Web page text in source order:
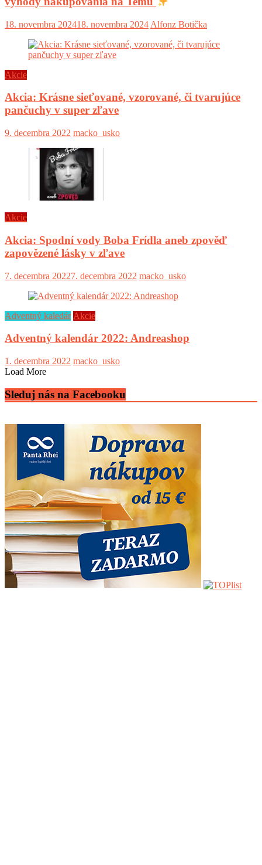
18. novembra 202418. novembra 2024 Alfonz Botička
Akcie
Akcia: Krásne sieťované, vzorované, či tvarujúce
pančuchy v super zľave
9. decembra 2022 macko_usko
Akcie
Akcia: Spodní vody Boba Frídla aneb zpověď
zapovězené lásky v zľave
7. decembra 20227. decembra 2022 macko_usko
Adventný kaledár Akcie
Adventný kalendár 2022: Andreashop
1. decembra 2022 macko_usko
Load More
Sleduj nás na Facebooku